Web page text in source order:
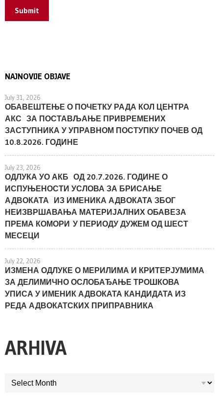
Submit
NAJNOVIJE OBJAVE
July 31, 2026
ОБАВЕШТЕЊЕ О ПОЧЕТКУ РАДА КОЛ ЦЕНТРА
АКС ЗА ПОСТАВЉАЊЕ ПРИВРЕМЕНИХ
ЗАСТУПНИКА У УПРАВНОМ ПОСТУПКУ ПОЧЕВ ОД
10.8.2026. ГОДИНЕ
July 23, 2026
ОДЛУКА УО АКБ ОД 20.7.2026. ГОДИНЕ О
ИСПУЊЕНОСТИ УСЛОВА ЗА БРИСАЊЕ
АДВОКАТА ИЗ ИМЕНИКА АДВОКАТА ЗБОГ
НЕИЗВРШАВАЊА МАТЕРИЈАЛНИХ ОБАВЕЗА
ПРЕМА КОМОРИ У ПЕРИОДУ ДУЖЕМ ОД ШЕСТ
МЕСЕЦИ
July 22, 2026
ИЗМЕНА ОДЛУКЕ О МЕРИЛИМА И КРИТЕРЈУМИМА
ЗА ДЕЛИМИЧНО ОСЛОБАЂАЊЕ ТРОШКОВА
УПИСА У ИМЕНИК АДВОКАТА КАНДИДАТА ИЗ
РЕДА АДВОКАТСКИХ ПРИПРАВНИКА
ARHIVA
ARHIVA